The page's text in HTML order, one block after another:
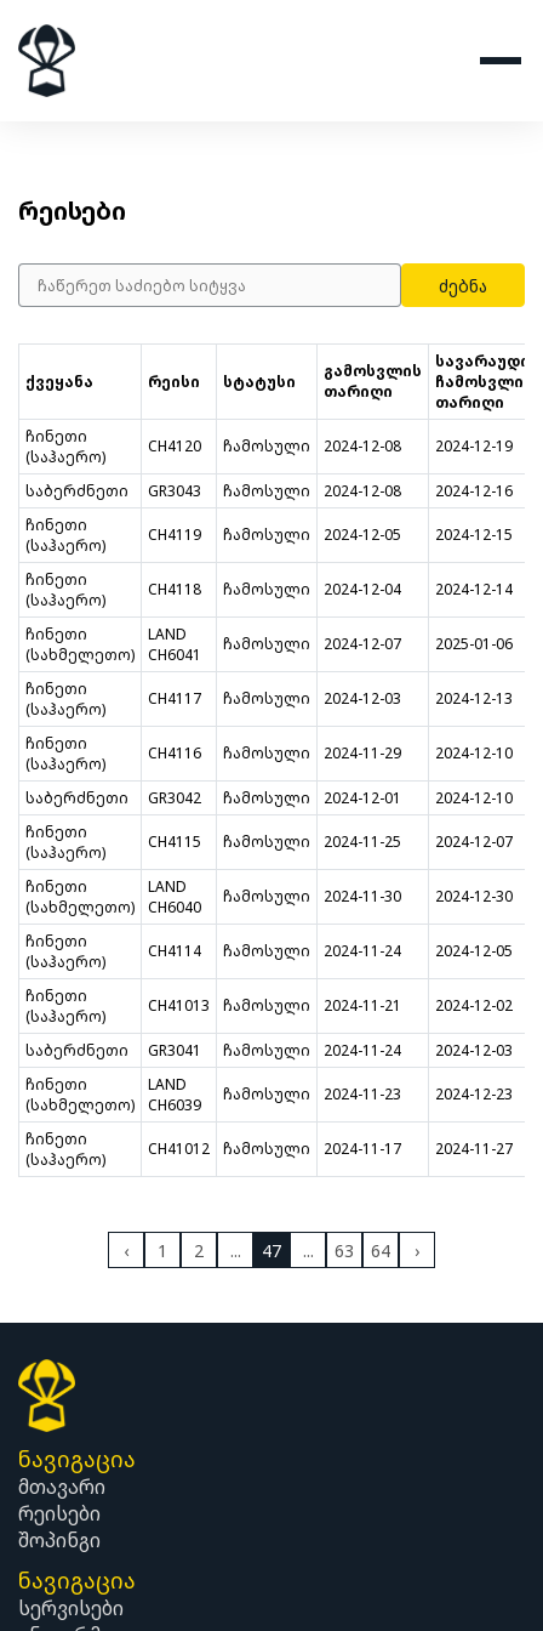
რეისები
ძებნა
ქვეყანა რეისი სტატუსი
გამოსვლის
თარიღი
სავარაუდო
ჩამოსვლის
თარიღი
ჩინეთი
(საჰაერო)
CH4120 ჩამოსული 2024-12-08 2024-12-19
საბერძნეთი GR3043 ჩამოსული 2024-12-08
2024-12-16
ჩინეთი
(საჰაერო)
CH4119 ჩამოსული 2024-12-05 2024-12-15
ჩინეთი
(საჰაერო)
CH4118 ჩამოსული 2024-12-04 2024-12-14
ჩინეთი
(სახმელეთო)
LAND
CH6041
ჩამოსული 2024-12-07 2025-01-06
ჩინეთი
(საჰაერო)
CH4117 ჩამოსული 2024-12-03 2024-12-13
ჩინეთი
(საჰაერო)
CH4116 ჩამოსული 2024-11-29 2024-12-10
საბერძნეთი GR3042 ჩამოსული 2024-12-01
2024-12-10
ჩინეთი
(საჰაერო)
CH4115 ჩამოსული 2024-11-25 2024-12-07
ჩინეთი
(სახმელეთო)
LAND
CH6040
ჩამოსული 2024-11-30 2024-12-30
ჩინეთი
(საჰაერო)
CH4114 ჩამოსული 2024-11-24 2024-12-05
ჩინეთი
(საჰაერო)
CH41013 ჩამოსული 2024-11-21 2024-12-02
საბერძნეთი GR3041 ჩამოსული 2024-11-24
2024-12-03
ჩინეთი
(სახმელეთო)
LAND
CH6039
ჩამოსული 2024-11-23 2024-12-23
ჩინეთი
(საჰაერო)
CH41012 ჩამოსული 2024-11-17 2024-11-27
‹ 1 2 ... 47 ... 63 64 ›
ნავიგაცია
მთავარი
რეისები
შოპინგი
ნავიგაცია
სერვისები